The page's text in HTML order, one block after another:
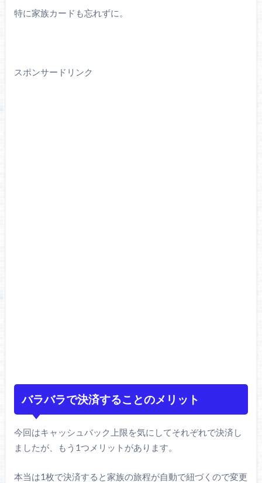
特に家族カードも忘れずに。
スポンサードリンク
バラバラで決済することのメリット
今回はキャッシュバック上限を気にしてそれぞれで決済し
ましたが、もう1つメリットがあります。
本当は1枚で決済すると家族の旅程が自動で紐づくので変更